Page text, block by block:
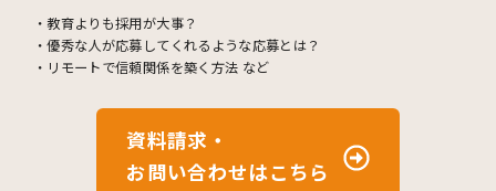
・教育よりも採用が大事？
・優秀な人が応募してくれるような応募とは？
・リモートで信頼関係を築く方法 など
資料請求・
お問い合わせはこちら